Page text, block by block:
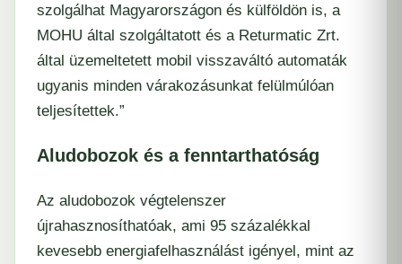
szolgálhat Magyarországon és külföldön is, a
MOHU által szolgáltatott és a Returmatic Zrt.
által üzemeltetett mobil visszaváltó automaták
ugyanis minden várakozásunkat felülmúlóan
teljesítettek.”
Aludobozok és a fenntarthatóság
Az aludobozok végtelenszer
újrahasznosíthatóak, ami 95 százalékkal
kevesebb energiafelhasználást igényel, mint az